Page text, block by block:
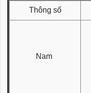
Thông số
Nam